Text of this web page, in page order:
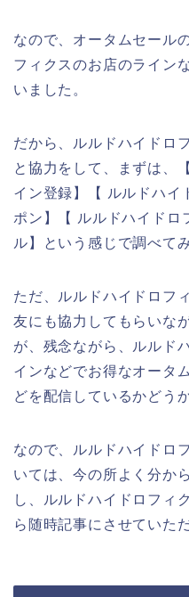
なので、オータムセール
フィクスのお店のライン
いました。
だから、ルルドハイドロ
と協力をして、まずは、
イン登録】【 ルルドハイ
ポン】【 ルルドハイドロ
ル】という感じで調べて
ただ、ルルドハイドロフ
友にも協力してもらいな
が、残念ながら、ルルド
インなどでお得なオータ
どを配信しているかどう
なので、ルルドハイドロ
いては、今の所よく分か
し、ルルドハイドロフィ
ら随時記事にさせていた